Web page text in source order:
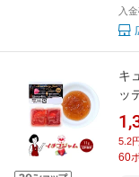
入
キ
ッ
イ
5.2
60